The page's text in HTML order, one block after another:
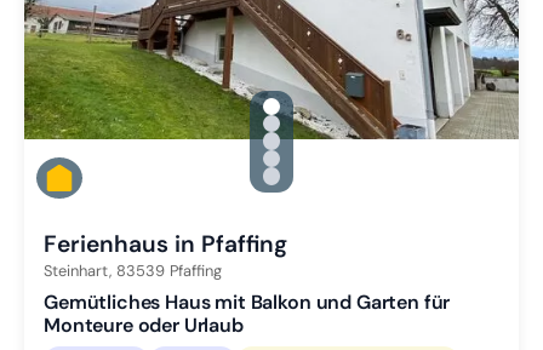
gallery.slide_selector
Zu Slide 1 wechseln
Zu Slide 2 wechseln
Zu Slide 3 wechseln
Zu Slide 4 wechseln
Zu Slide 5 wechseln
Ferienhaus in Pfaffing
Steinhart, 83539 Pfaffing
Gemütliches Haus mit Balkon und Garten für
Monteure oder Urlaub